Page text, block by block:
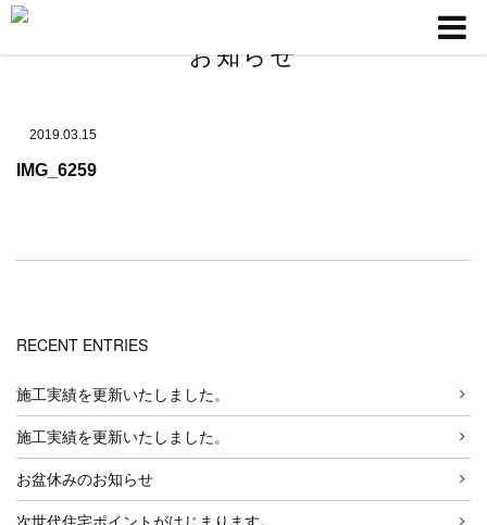
お知らせ
2019.03.15
IMG_6259
RECENT ENTRIES
施工実績を更新いたしました。
施工実績を更新いたしました。
お盆休みのお知らせ